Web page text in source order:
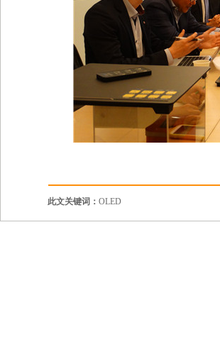
此文关键词：OLED